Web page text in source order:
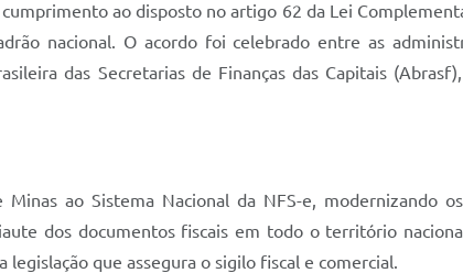
ao disposto no artigo 62 da Lei
nacional. O acordo foi celebrado entre as
das Secretarias de Finanças das Capitais
ao Sistema Nacional da NFS-e, modernizando
dos documentos fiscais em todo o território
que assegura o sigilo fiscal e comercial.